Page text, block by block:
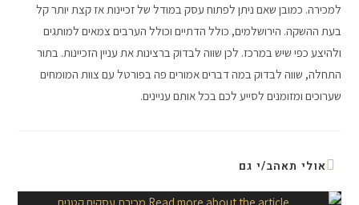
למכירה. כמובן שאם ניתן לפתוח עסק במודל של זכיינות אז קצת יותר קל
בעת ההשקה. הירושלמים, כולל הדתיים וכולל הערבים צמאים למותגים
ולהיצע כפי שיש במרכז. לכן שווה לבדוק ברצינות את עניין הזכיינות. בתור
התחלה, שווה לבדוק במה דברים אמורים פה בפורטל עם צוות המומחים
שערוכים ומזומנים לסייע לכם בכל אותם עניינים.
אולי תאהב/י גם